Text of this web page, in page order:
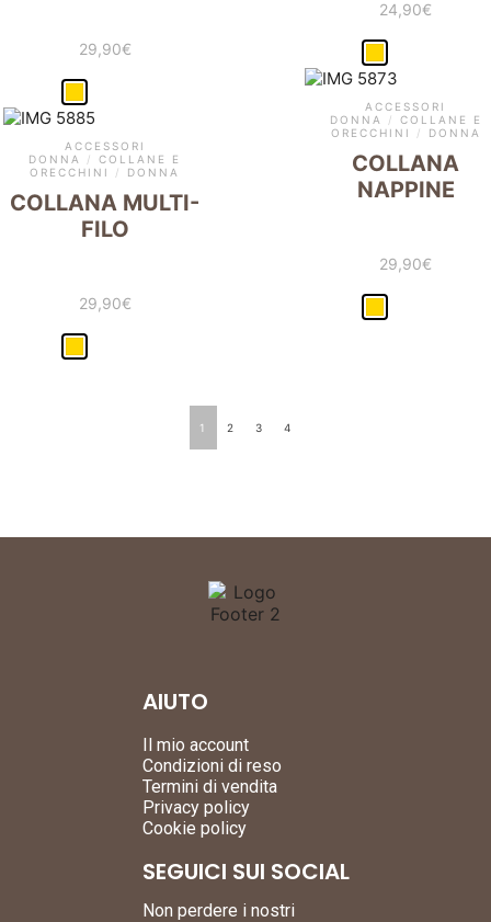
24,90€
29,90€
ACCESSORI
DONNA
/
COLLANE E
ORECCHINI
/ DONNA
COLLANA
NAPPINE
29,90€
ACCESSORI
DONNA
/
COLLANE E
ORECCHINI
/ DONNA
COLLANA MULTI-
FILO
29,90€
1 2 3 4
SEGUICI SUI SOCIAL
Non perdere i nostri
AIUTO
Il mio account
Condizioni di reso
Termini di vendita
Privacy policy
Cookie policy